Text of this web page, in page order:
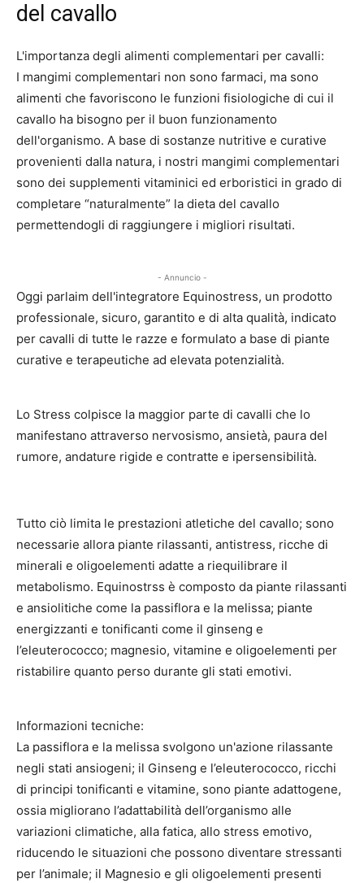
del cavallo
L'importanza degli alimenti complementari per cavalli:
I mangimi complementari non sono farmaci, ma sono
alimenti che favoriscono le funzioni fisiologiche di cui il
cavallo ha bisogno per il buon funzionamento
dell'organismo. A base di sostanze nutritive e curative
provenienti dalla natura, i nostri mangimi complementari
sono dei supplementi vitaminici ed erboristici in grado di
completare “naturalmente” la dieta del cavallo
permettendogli di raggiungere i migliori risultati.
- Annuncio -
Oggi parlaim dell'integratore Equinostress, un prodotto
professionale, sicuro, garantito e di alta qualità, indicato
per cavalli di tutte le razze e formulato a base di piante
curative e terapeutiche ad elevata potenzialità.
Lo Stress colpisce la maggior parte di cavalli che lo
manifestano attraverso nervosismo, ansietà, paura del
rumore, andature rigide e contratte e ipersensibilità.
Tutto ciò limita le prestazioni atletiche del cavallo; sono
necessarie allora piante rilassanti, antistress, ricche di
minerali e oligoelementi adatte a riequilibrare il
metabolismo. Equinostrss è composto da piante rilassanti
e ansiolitiche come la passiflora e la melissa; piante
energizzanti e tonificanti come il ginseng e
l’eleuterococco; magnesio, vitamine e oligoelementi per
ristabilire quanto perso durante gli stati emotivi.
Informazioni tecniche:
La passiflora e la melissa svolgono un'azione rilassante
negli stati ansiogeni; il Ginseng e l’eleuterococco, ricchi
di principi tonificanti e vitamine, sono piante adattogene,
ossia migliorano l’adattabilità dell’organismo alle
variazioni climatiche, alla fatica, allo stress emotivo,
riducendo le situazioni che possono diventare stressanti
per l’animale; il Magnesio e gli oligoelementi presenti